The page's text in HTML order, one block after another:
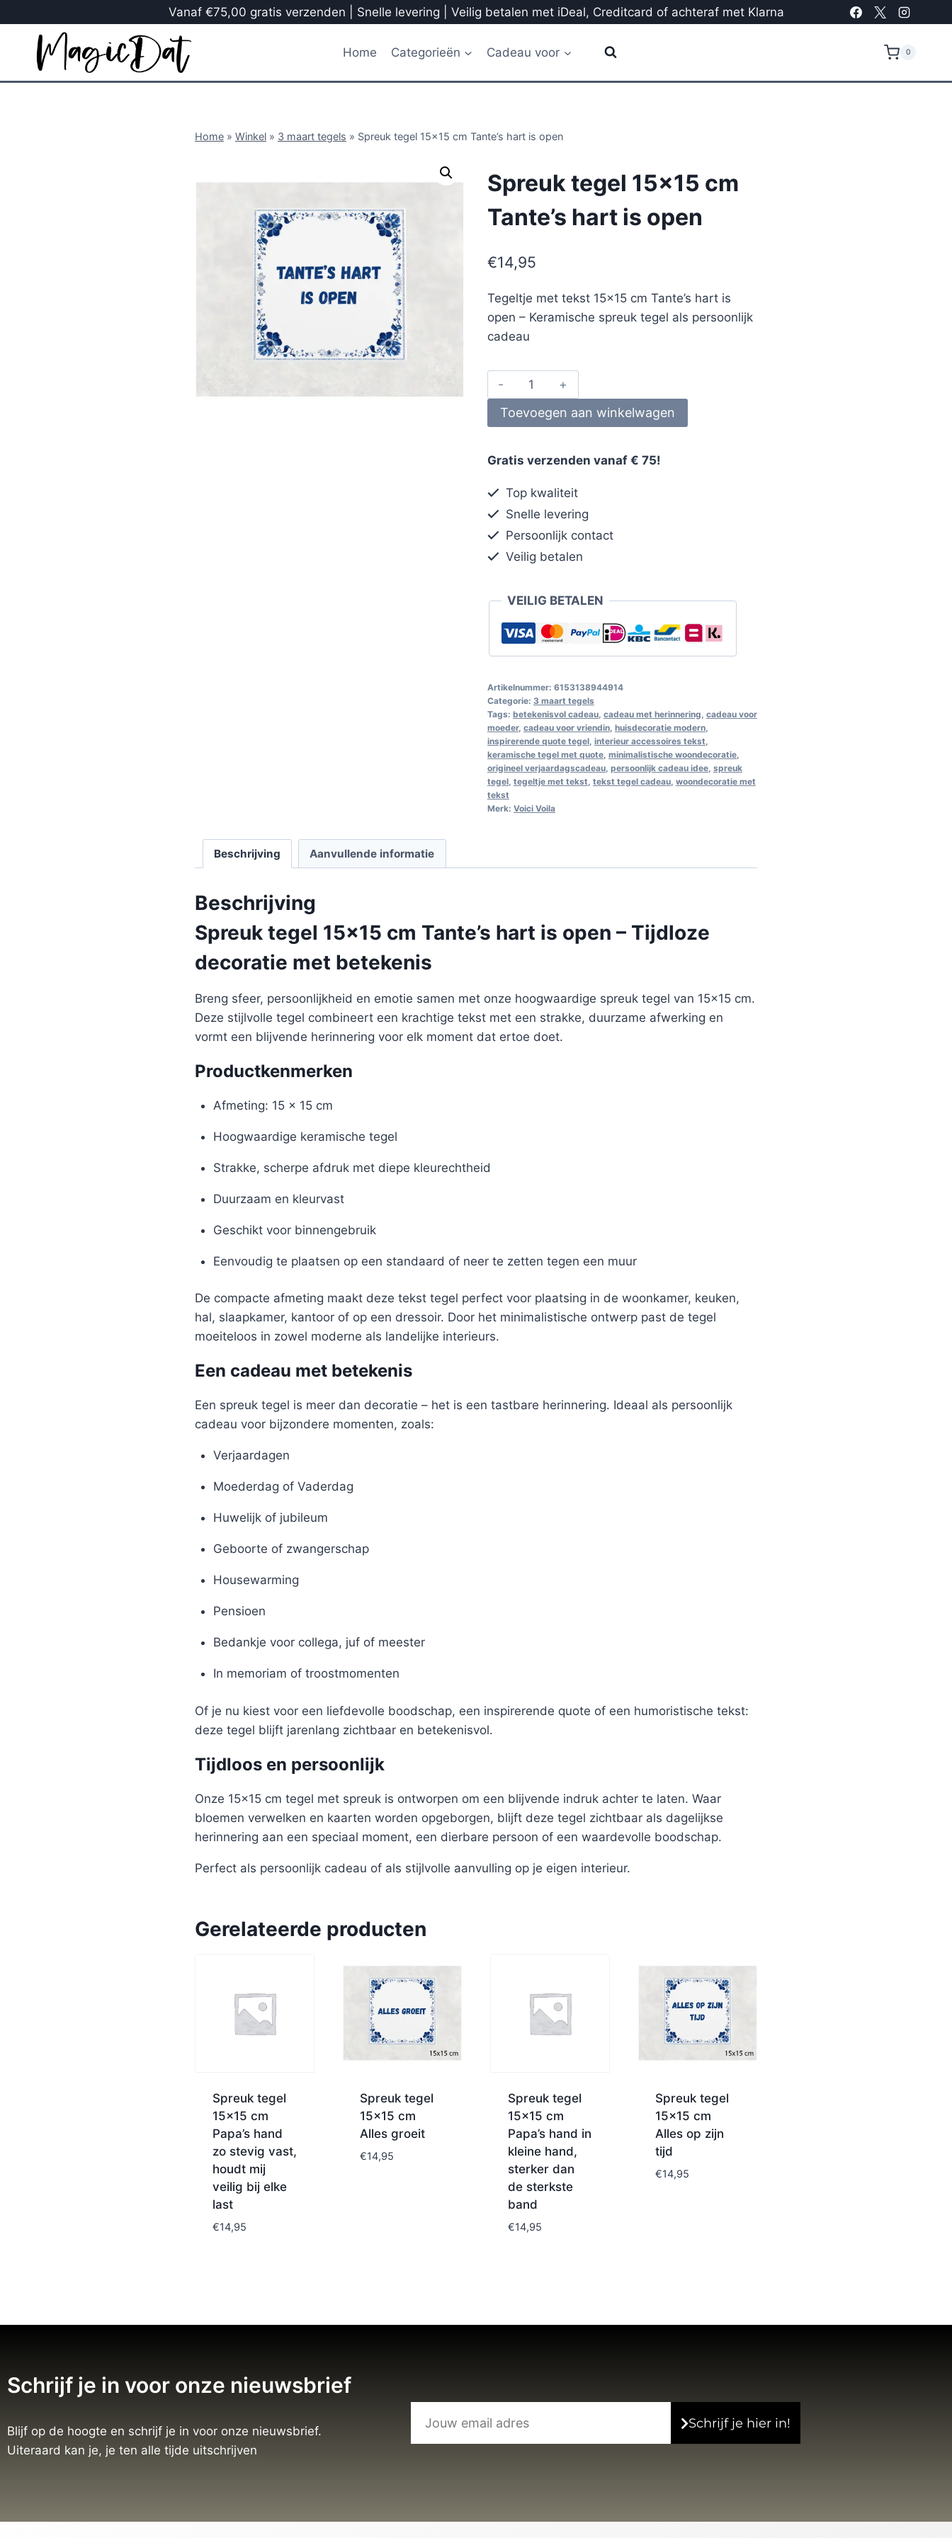
Vanaf €75,00 gratis verzenden | Snelle levering | Veilig betalen met iDeal, Creditcard of achteraf met Klarna
Home Categorieën Cadeau voor 0
Home » Winkel » 3 maart tegels » Spreuk tegel 15×15 cm Tante’s hart is open
Spreuk tegel 15×15 cm
Tante’s hart is open
€14,95
Tegeltje met tekst 15×15 cm Tante’s hart is
open – Keramische spreuk tegel als persoonlijk
cadeau
Toevoegen aan winkelwagen
Gratis verzenden vanaf € 75!
Top kwaliteit
Snelle levering
Persoonlijk contact
Veilig betalen
VEILIG BETALEN
Artikelnummer: 6153138944914
Categorie: 3 maart tegels
Tags: betekenisvol cadeau, cadeau met herinnering cadeau voor
moeder, cadeau voor vriendin, huisdecoratie modern,
inspirerende quote tegel, interieur accessoires tekst
keramische tegel met quote, minimalistische woondecoratie,
origineel verjaardagscadeau, persoonlijk cadeau idee, spreuk
tegel, tegeltje met tekst tekst tegel cadeau, woondecoratie met
tekst
Merk: Voici Voila
Beschrijving Aanvullende informatie
Beschrijving
Spreuk tegel 15×15 cm Tante’s hart is open – Tijdloze
decoratie met betekenis
Breng sfeer, persoonlijkheid en emotie samen met onze hoogwaardige spreuk tegel van 15×15 cm.
Deze stijlvolle tegel combineert een krachtige tekst met een strakke, duurzame afwerking en
vormt een blijvende herinnering voor elk moment dat ertoe doet.
Productkenmerken
Afmeting: 15 x 15 cm
Hoogwaardige keramische tegel
Strakke, scherpe afdruk met diepe kleurechtheid
Duurzaam en kleurvast
Geschikt voor binnengebruik
Eenvoudig te plaatsen op een standaard of neer te zetten tegen een muur
De compacte afmeting maakt deze tekst tegel perfect voor plaatsing in de woonkamer, keuken,
hal, slaapkamer, kantoor of op een dressoir. Door het minimalistische ontwerp past de tegel
moeiteloos in zowel moderne als landelijke interieurs.
Een cadeau met betekenis
Een spreuk tegel is meer dan decoratie – het is een tastbare herinnering. Ideaal als persoonlijk
cadeau voor bijzondere momenten, zoals:
Verjaardagen
Moederdag of Vaderdag
Huwelijk of jubileum
Geboorte of zwangerschap
Housewarming
Pensioen
Bedankje voor collega, juf of meester
In memoriam of troostmomenten
Of je nu kiest voor een liefdevolle boodschap, een inspirerende quote of een humoristische tekst:
deze tegel blijft jarenlang zichtbaar en betekenisvol.
Tijdloos en persoonlijk
Onze 15×15 cm tegel met spreuk is ontworpen om een blijvende indruk achter te laten. Waar
bloemen verwelken en kaarten worden opgeborgen, blijft deze tegel zichtbaar als dagelijkse
herinnering aan een speciaal moment, een dierbare persoon of een waardevolle boodschap.
Perfect als persoonlijk cadeau of als stijlvolle aanvulling op je eigen interieur.
Gerelateerde producten
Spreuk tegel
15×15 cm
Papa’s hand
zo stevig vast,
houdt mij
veilig bij elke
last
€14,95
Spreuk tegel
15×15 cm
Alles groeit
€14,95
Spreuk tegel
15×15 cm
Papa’s hand in
kleine hand,
sterker dan
de sterkste
band
€14,95
Spreuk tegel
15×15 cm
Alles op zijn
tijd
€14,95
Schrijf je in voor onze nieuwsbrief
Blijf op de hoogte en schrijf je in voor onze nieuwsbrief.
Uiteraard kan je, je ten alle tijde uitschrijven
Schrijf je hier in!